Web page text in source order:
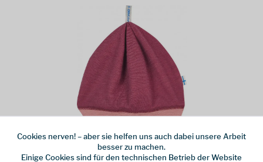
Dieser Artikel steht derzeit nicht zur Verfügung!
Cookies nerven! – aber sie helfen uns auch dabei unsere Arbeit
besser zu machen.
Einige Cookies sind für den technischen Betrieb der Website